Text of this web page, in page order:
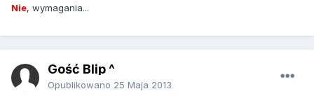
Nie, wymagania...
Gość Blip ^
Opublikowano 25 Maja 2013